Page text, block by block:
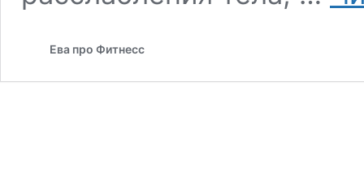
Ева про Фитнесс